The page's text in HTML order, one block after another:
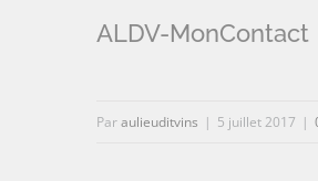
ALDV-MonContact
Paraulieuditvins | 5 juillet 2017 |